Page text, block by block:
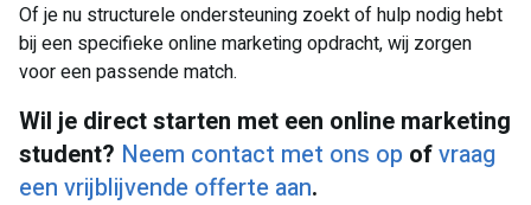
Of je nu structurele ondersteuning zoekt of hulp nodig hebt
bij een specifieke online marketing opdracht, wij zorgen
voor een passende match.
Wil je direct starten met een online marketing
student? Neem contact met ons op ofvraag
een vrijblijvende offerte aan.